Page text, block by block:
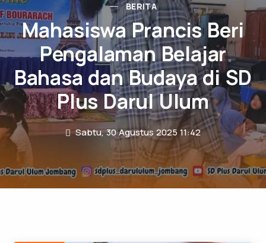
BERITA
Mahasiswa Prancis Beri
Pengalaman Belajar
Bahasa dan Budaya di SD
Plus Darul Ulum
Sabtu, 30 Agustus 2025 11:42